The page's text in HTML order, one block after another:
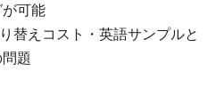
可能
替えコスト・英語サンプルと
題